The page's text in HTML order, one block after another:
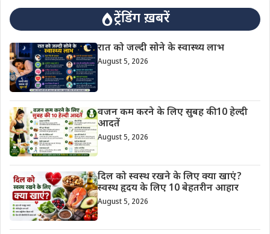
ट्रेंडिंग ख़बरें
रात को जल्दी सोने के स्वास्थ्य लाभ
August 5, 2026
वजन कम करने के लिए सुबह की 10 हेल्दी
आदतें
August 5, 2026
दिल को स्वस्थ रखने के लिए क्या खाएं?
स्वस्थ हृदय के लिए 10 बेहतरीन आहार
August 5, 2026